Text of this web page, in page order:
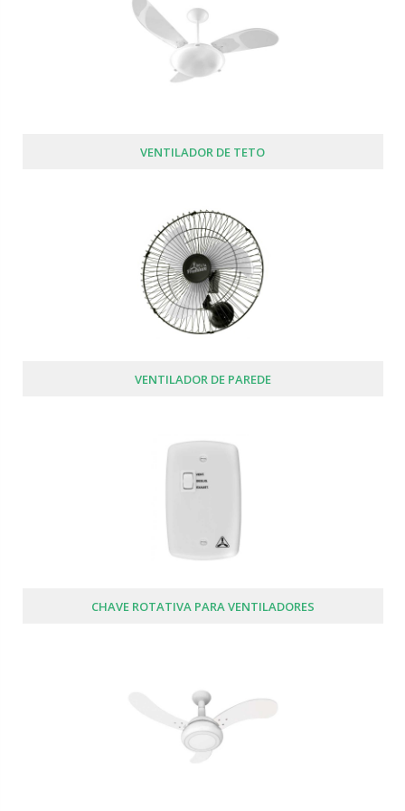
VENTILADOR DE TETO
VENTILADOR DE PAREDE
CHAVE ROTATIVA PARA VENTILADORES